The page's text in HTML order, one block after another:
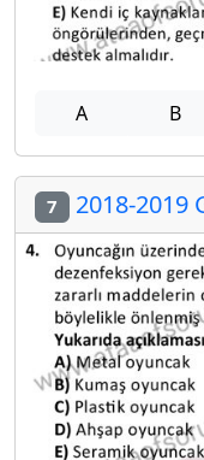
A B
7 2018-2019